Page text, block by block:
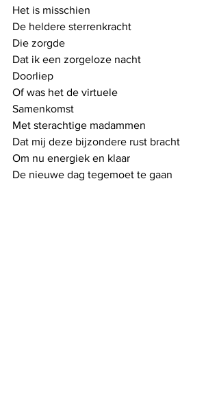
Het is misschien
De heldere sterrenkracht
Die zorgde
Dat ik een zorgeloze nacht
Doorliep
Of was het de virtuele
Samenkomst
Met sterachtige madammen
Dat mij deze bijzondere rust bracht
Om nu energiek en klaar
De nieuwe dag tegemoet te gaan